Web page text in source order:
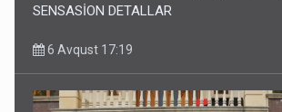
SENSASİON DETALLAR
6 Avqust 17:19